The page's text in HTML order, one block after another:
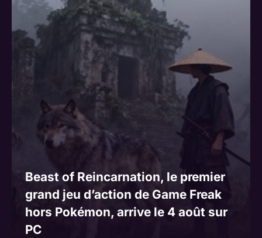
Beast of Reincarnation, le premier
grand jeu d’action de Game Freak
hors Pokémon, arrive le 4 août sur
PC